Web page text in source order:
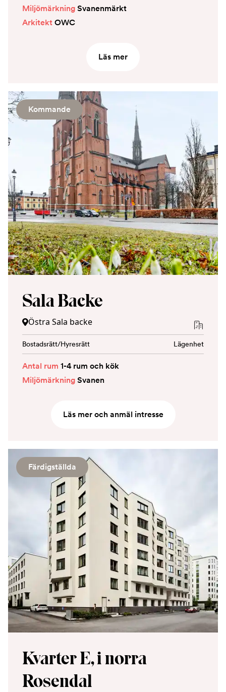
MiljömärkningSvanenmärkt
ArkitektOWC
Läs mer
Kommande
Sala Backe
Östra Sala backe
Bostadsrätt/Hyresrätt Lägenhet
Antal rum 1-4 rum och kök
MiljömärkningSvanen
Läs mer och anmäl intresse
Färdigställda
Kvarter E, i norra
Rosendal